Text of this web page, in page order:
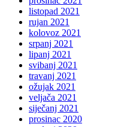
listopad 2021
rujan 2021
kolovoz 2021
srpanj 2021
lipanj 2021
svibanj 2021
travanj 2021
ožujak 2021
veljača 2021
siječanj 2021
prosinac 2020